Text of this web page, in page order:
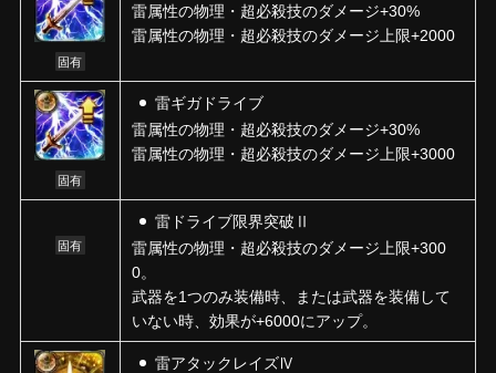
固有
雷属性の物理・超必殺技のダメージ+30%
雷属性の物理・超必殺技のダメージ上限+2000
固有
雷ギガドライブ
雷属性の物理・超必殺技のダメージ+30%
雷属性の物理・超必殺技のダメージ上限+3000
固有
雷ドライブ限界突破Ⅱ
雷属性の物理・超必殺技のダメージ上限+300
0。
武器を1つのみ装備時、または武器を装備して
いない時、効果が+6000にアップ。
雷アタックレイズⅣ